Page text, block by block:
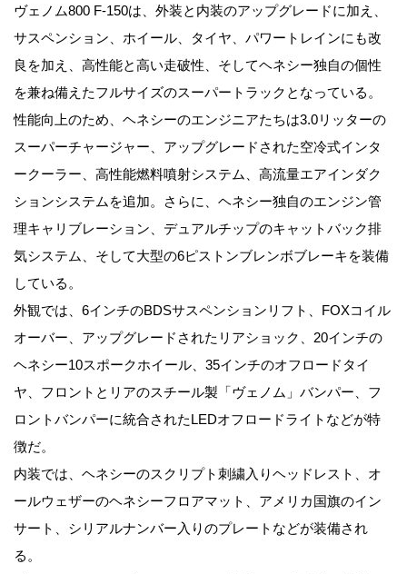
ヴェノム800 F-150は、外装と内装のアップグレードに加え、
サスペンション、ホイール、タイヤ、パワートレインにも改
良を加え、高性能と高い走破性、そしてヘネシー独自の個性
を兼ね備えたフルサイズのスーパートラックとなっている。
性能向上のため、ヘネシーのエンジニアたちは3.0リッターの
スーパーチャージャー、アップグレードされた空冷式インタ
ークーラー、高性能燃料噴射システム、高流量エアインダク
ションシステムを追加。さらに、ヘネシー独自のエンジン管
理キャリブレーション、デュアルチップのキャットバック排
気システム、そして大型の6ピストンブレンボブレーキを装備
している。
外観では、6インチのBDSサスペンションリフト、FOXコイル
オーバー、アップグレードされたリアショック、20インチの
ヘネシー10スポークホイール、35インチのオフロードタイ
ヤ、フロントとリアのスチール製「ヴェノム」バンパー、フ
ロントバンパーに統合されたLEDオフロードライトなどが特
徴だ。
内装では、ヘネシーのスクリプト刺繍入りヘッドレスト、オ
ールウェザーのヘネシーフロアマット、アメリカ国旗のイン
サート、シリアルナンバー入りのプレートなどが装備され
る。